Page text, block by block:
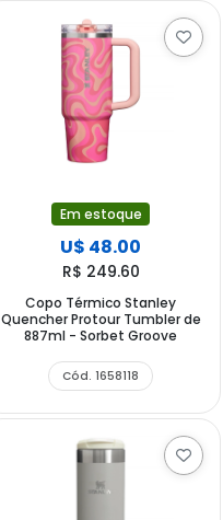
Em estoque
U$ 48.00
R$ 249.60
Copo Térmico Stanley
Quencher Protour Tumbler de
887ml - Sorbet Groove
Cód. 1658118